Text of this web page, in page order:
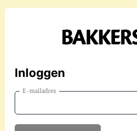
Inloggen
E-mailadres